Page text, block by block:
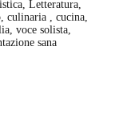
Letteratura,
culinaria , cucina,
voce solista,
sana